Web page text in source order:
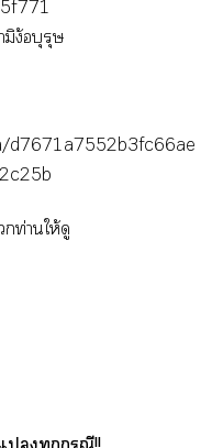
มิง้อบุรุษ
d7671a7552b3fc66ae
ท่านให้ดู